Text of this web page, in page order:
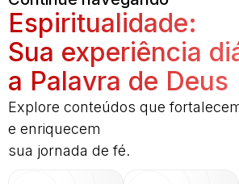
Espiritualidade:
Sua experiência
a Palavra de Deus
Explore conteúdos que
e enriquecem
sua jornada de fé.